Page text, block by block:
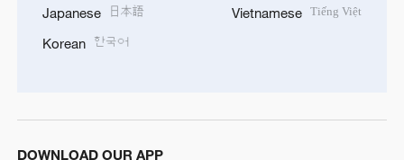
Japanese 日本語
Korean 한국어
Vietnamese Tiếng Việt
DOWNLOAD OUR APP